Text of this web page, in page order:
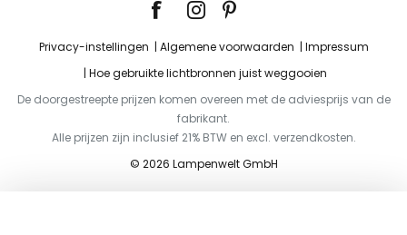
Privacy-instellingen Algemene voorwaarden
Impressum
Hoe gebruikte lichtbronnen juist weggooien
De doorgestreepte prijzen komen overeen met de adviesprijs van de
fabrikant.
Alle prijzen zijn inclusief 21% BTW en excl. verzendkosten.
© 2026 Lampenwelt GmbH